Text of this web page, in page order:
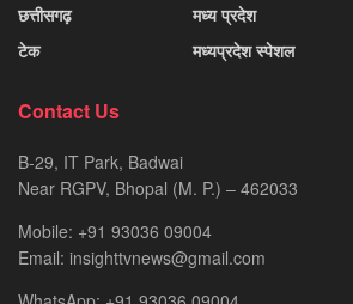
छत्तीसगढ़
टेक
मध्य प्रदेश
मध्यप्रदेश स्पेशल
Contact Us
B-29, IT Park, Badwai
Near RGPV, Bhopal (M. P.) – 462033
Mobile: +91 93036 09004
Email: insighttvnews@gmail.com